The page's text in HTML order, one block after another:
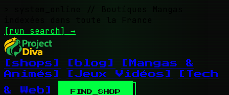
// Boutiques Mangas
indexées dans toute la France
[run search] →
[shops] [blog]
[Mangas &
Animés]
[Jeux Vidéos]
[Tech
& Web]
FIND_SHOP